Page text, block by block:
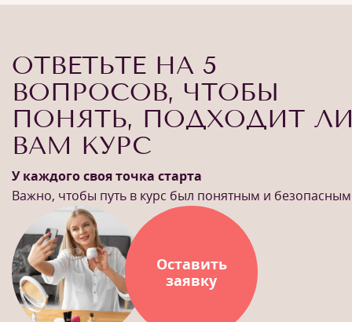
ОТВЕТЬТЕ НА 5
ВОПРОСОВ, ЧТОБЫ
ПОНЯТЬ, ПОДХОДИТ
ВАМ КУРС
У каждого своя точка старта
Важно, чтобы путь в курс был понятным и безопасным
Оставить
заявку